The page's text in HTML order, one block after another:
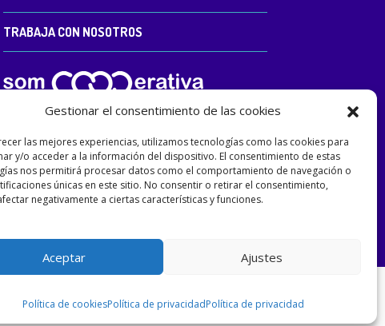
Gestionar el consentimiento de las cookies
las mejores experiencias, utilizamos tecnologías como las cookies para
y/o acceder a la información del dispositivo. El consentimiento de estas
nos permitirá procesar datos como el comportamiento de navegación o
únicas en este sitio. No consentir o retirar el consentimiento,
negativamente a ciertas características y funciones.
Aceptar Ajustes
Política de cookiesPolítica de privacidadPolítica de privacidad
TRABAJA CON NOSOTROS